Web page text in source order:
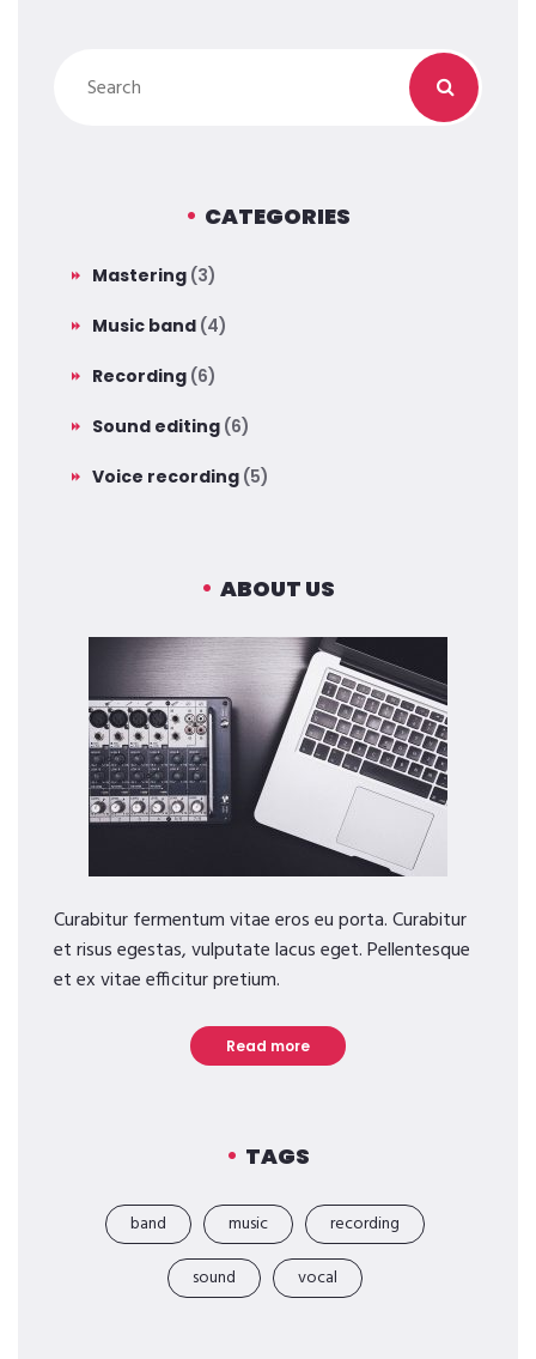
CATEGORIES
Mastering (3)
Music band (4)
Recording (6)
Sound editing (6)
Voice recording (5)
ABOUT US
Curabitur fermentum vitae eros eu porta. Curabitur
et risus egestas, vulputate lacus eget. Pellentesque
et ex vitae efficitur pretium.
Read more
TAGS
band music
recording
sound
vocal